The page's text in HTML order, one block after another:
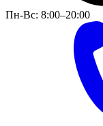
Пн-Вс: 8:00–20:00